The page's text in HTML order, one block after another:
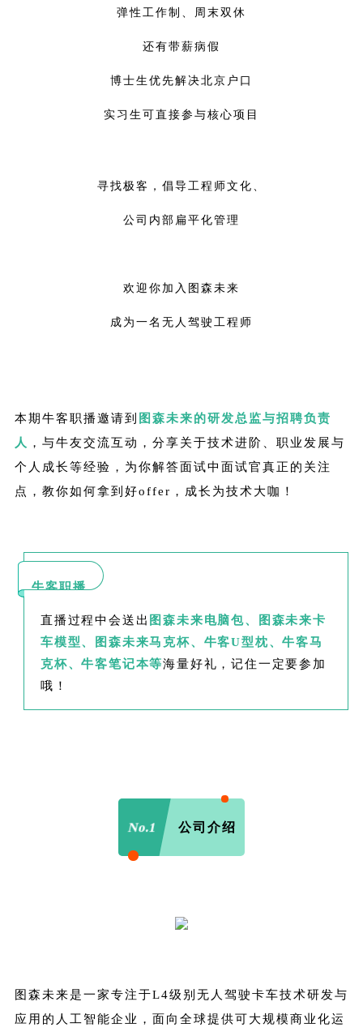
弹性工作制、周末双休
还有带薪病假
博士生优先解决北京户口
实习生可直接参与核心项目
寻找极客，倡导工程师文化、
公司内部扁平化管理
欢迎你加入图森未来
成为一名无人驾驶工程师
本期牛客职播邀请到 图森未来的研发总监与招聘负责
人
，与牛友交流互动，分享关于技术进阶、职业发展与
个人成长等经验，为你解答面试中面试官真正的关注
点，教你如何拿到好offer，成长为技术大咖！
牛客职播
直播过程中会送出 图森未来电脑包、图森未来卡
车模型、图森未来马克杯、牛客U型枕、牛客马
克杯、牛客笔记本等海量好礼，记住一定要参加
哦！
No.1 公司介绍
图森未来是一家专注于L4级别无人驾驶卡车技术研发与
应用的人工智能企业，面向全球提供可大规模商业化运